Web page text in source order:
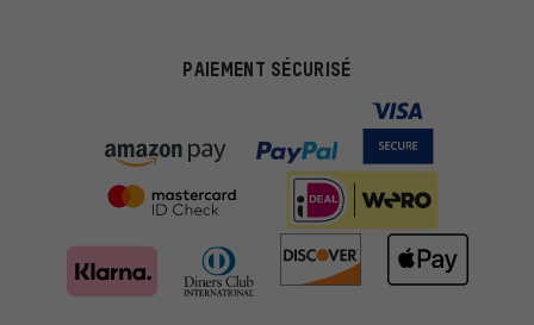
PAIEMENT SÉCURISÉ